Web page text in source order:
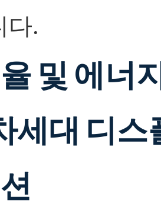
다.
및 에너
세대 디스